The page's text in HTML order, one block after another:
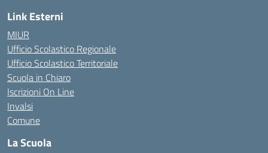
Link Esterni
MIUR
Ufficio Scolastico Regionale
Ufficio Scolastico Territoriale
Scuola in Chiaro
Iscrizioni On Line
Invalsi
Comune
La Scuola